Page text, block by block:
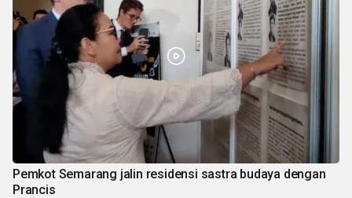
Pemkot Semarang jalin residensi sastra budaya dengan
Prancis